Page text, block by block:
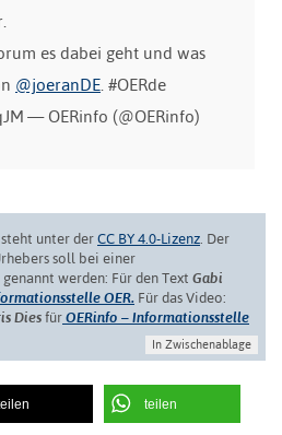
es dabei geht und was
@joeranDE . #OERde
— OERinfo (@OERinfo)
unter der CC BY 4.0-Lizenz. Der
soll bei einer
werden: Für den Text Gabi
OER. Für das Video:
Dies für OERinfo – Informationsstelle
In Zwischenablage
teilen